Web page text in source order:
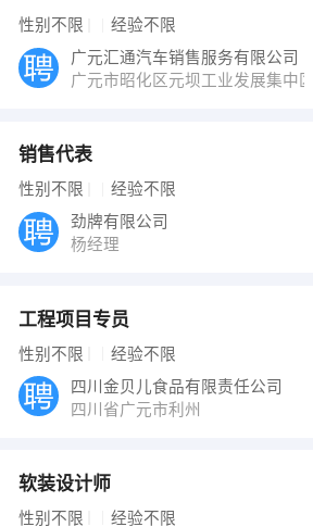
性别不限 经验不限
广元汇通汽车销售服务有限公司
广元市昭化区元坝工业发展集中区
销售代表
性别不限 经验不限
劲牌有限公司
杨经理
工程项目专员
性别不限 经验不限
四川金贝儿食品有限责任公司
四川省广元市利州
软装设计师
性别不限 经验不限